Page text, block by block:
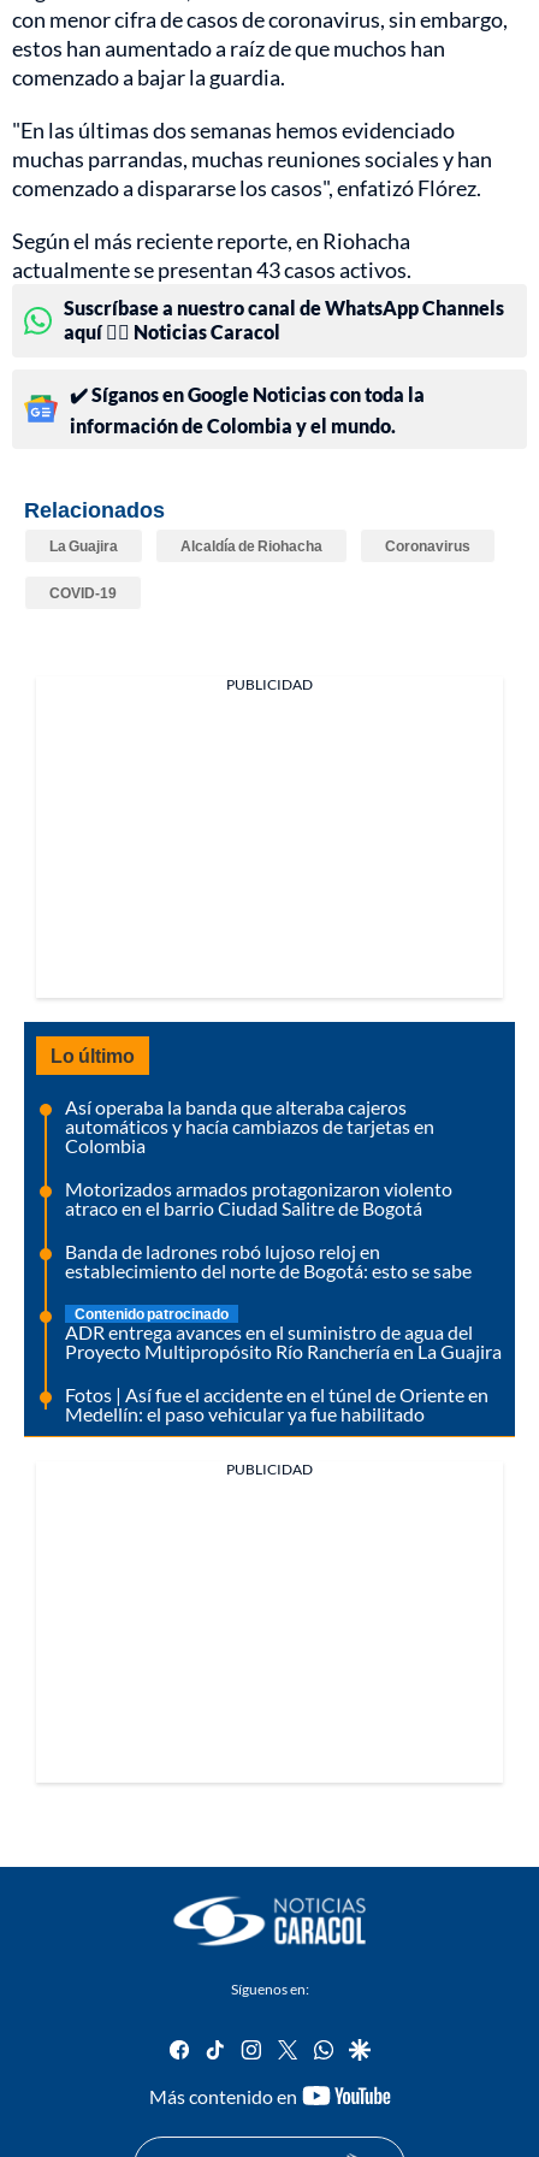
con menor cifra de casos de coronavirus, sin embargo,
estos han aumentado a raíz de que muchos han
comenzado a bajar la guardia.
"En las últimas dos semanas hemos evidenciado
muchas parrandas, muchas reuniones sociales y han
comenzado a dispararse los casos", enfatizó Flórez.
Según el más reciente reporte, en Riohacha
actualmente se presentan 43 casos activos.
Suscríbase a nuestro canal de WhatsApp Channels
aquí 👉🏻 Noticias Caracol
✔️ Síganos en Google Noticias con toda la
información de Colombia y el mundo.
Relacionados
La Guajira Alcaldía de Riohacha Coronavirus
COVID-19
PUBLICIDAD
Lo último
Así operaba la banda que alteraba cajeros
automáticos y hacía cambiazos de tarjetas en
Colombia
Motorizados armados protagonizaron violento
atraco en el barrio Ciudad Salitre de Bogotá
Banda de ladrones robó lujoso reloj en
establecimiento del norte de Bogotá: esto se sabe
Contenido patrocinado
ADR entrega avances en el suministro de agua del
Proyecto Multipropósito Río Ranchería en La Guajira
Fotos | Así fue el accidente en el túnel de Oriente en
Medellín: el paso vehicular ya fue habilitado
PUBLICIDAD
Síguenos en:
facebook
tiktok instagram
twitterwhatsapp
google
Más contenido en
youtube-